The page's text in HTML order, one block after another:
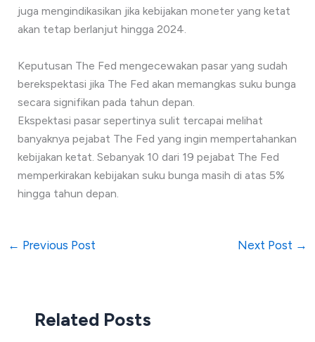
juga mengindikasikan jika kebijakan moneter yang ketat
akan tetap berlanjut hingga 2024.
Keputusan The Fed mengecewakan pasar yang sudah
berekspektasi jika The Fed akan memangkas suku bunga
secara signifikan pada tahun depan.
Ekspektasi pasar sepertinya sulit tercapai melihat
banyaknya pejabat The Fed yang ingin mempertahankan
kebijakan ketat. Sebanyak 10 dari 19 pejabat The Fed
memperkirakan kebijakan suku bunga masih di atas 5%
hingga tahun depan.
← Previous Post Next Post →
Related Posts